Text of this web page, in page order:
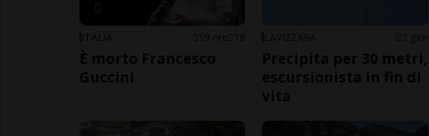
ITALIA 19 ore 18
È morto Francesco
Guccini
LAVIZZARA 2 gior
Precipita per 30 metri,
escursionista in fin di
vita